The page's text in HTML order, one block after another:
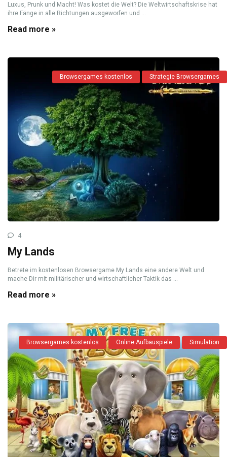
Luxus, Prunk und Macht! Was kostet die Welt? Die Weltwirtschaftskrise hat
ihre Fänge in alle Richtungen ausgeworfen und ...
Read more »
Browsergames kostenlos Strategie Browsergames
4
My Lands
Betrete im kostenlosen Browsergame My Lands eine andere Welt und
mache Dir mit militärischer und wirtschaftlicher Taktik das ...
Read more »
Browsergames kostenlos Online Aufbauspiele Simulation